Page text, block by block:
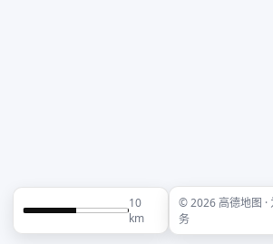
10
km
© 2026 高德地图 ·
务